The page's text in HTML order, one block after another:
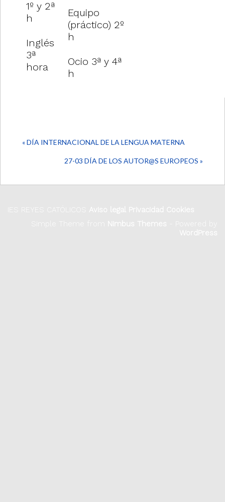
1º y 2ª
h
Inglés
3ª
hora
Equipo
(práctico) 2º
h
Ocio 3ª y 4ª
h
« DÍA INTERNACIONAL DE LA LENGUA MATERNA
27-03 DÍA DE LOS AUTOR@S EUROPEOS »
IES REYES CATÓLICOS Aviso legal Privacidad
Cookies
Simple Theme from
Nimbus Themes - Powered by
WordPress